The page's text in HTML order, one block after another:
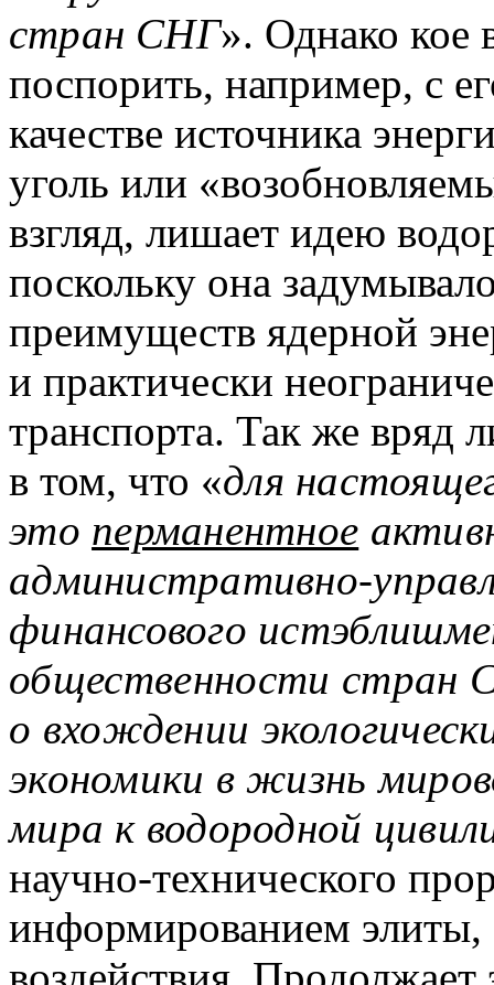
стран СНГ». Однако кое
поспорить, например, с
качестве источника
уголь или
взгляд, лишает идею
поскольку она
преимуществ ядерной
и практически
транспорта. Так же вряд
в том, что «для
это перманентное
административно-
финансового ис­
общественности стран
о вхо­ждении
экономики в жизнь
мира к водородной
научно-технического
информированием элиты,